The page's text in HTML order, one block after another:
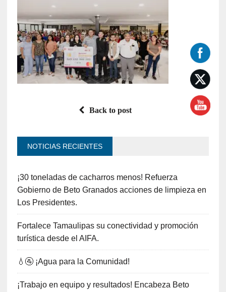
Back to post
NOTICIAS RECIENTES
¡30 toneladas de cacharros menos! Refuerza
Gobierno de Beto Granados acciones de limpieza en
Los Presidentes.
Fortalece Tamaulipas su conectividad y promoción
turística desde el AIFA.
💧🚰 ¡Agua para la Comunidad!
¡Trabajo en equipo y resultados! Encabeza Beto